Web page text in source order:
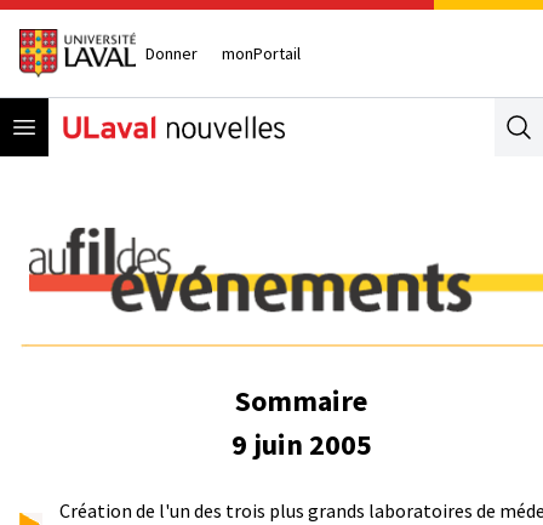
Donner monPortail
Open menu
Sommaire
9 juin 2005
Création de l'un des trois plus grands laboratoires de